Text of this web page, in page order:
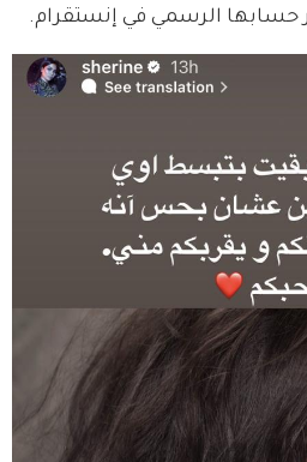
حسابها الرسمي في إنستقرام.